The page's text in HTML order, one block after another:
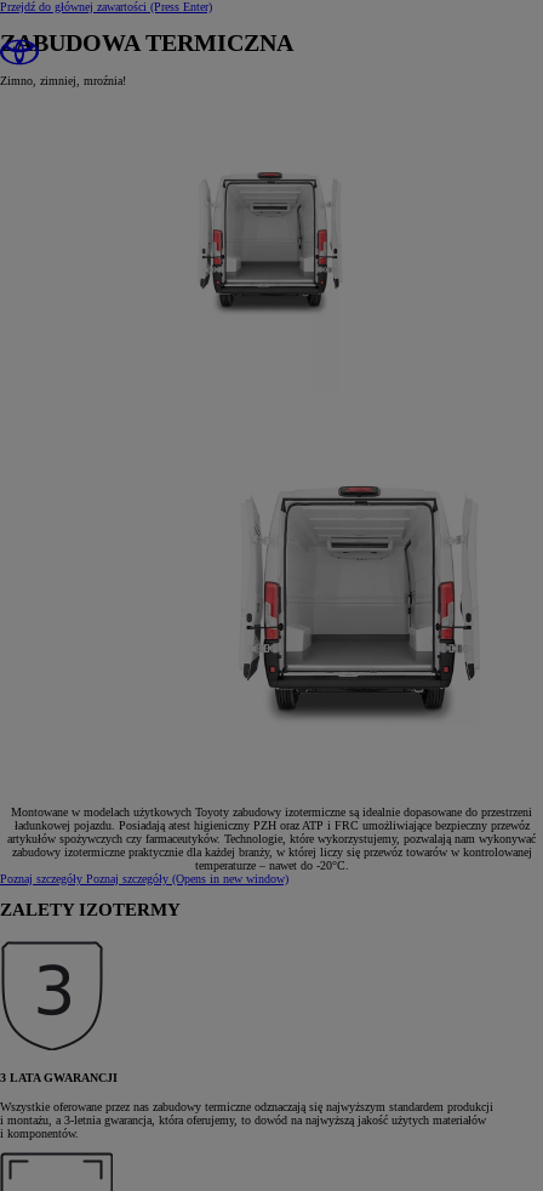
Przejdź do głównej zawartości (Press Enter)
ZABUDOWA TERMICZNA
Zimno, zimniej, mroźnia!
Montowane w modelach użytkowych Toyoty zabudowy izotermiczne są idealnie dopasowane do przestrzeni
ładunkowej pojazdu. Posiadają atest higieniczny PZH oraz ATP i FRC umożliwiające bezpieczny przewóz
artykułów spożywczych czy farmaceutyków. Technologie, które wykorzystujemy, pozwalają nam wykonywać
zabudowy izotermiczne praktycznie dla każdej branży, w której liczy się przewóz towarów w kontrolowanej
temperaturze – nawet do -20°C.
Poznaj szczegóły Poznaj szczegóły (Opens in new window)
ZALETY IZOTERMY
3 LATA GWARANCJI
Wszystkie oferowane przez nas zabudowy termiczne odznaczają się najwyższym standardem produkcji
i montażu, a 3-letnia gwarancja, która oferujemy, to dowód na najwyższą jakość użytych materiałów
i komponentów.